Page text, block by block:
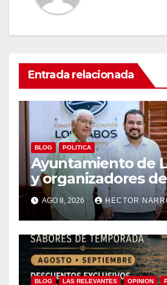
Entrada relacionada
BLOG POLITICA
Ayuntamiento de
y organizadores de
coordinan
edición 2026
AGO 8, 2026 HECTOR
BLOG LAS RELEVANTES OPINION